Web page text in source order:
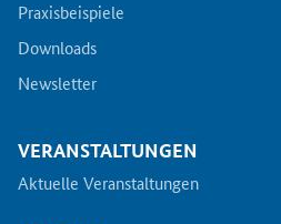
Praxisbeispiele
Downloads
Newsletter
VERANSTALTUNGEN
Aktuelle Veranstaltungen